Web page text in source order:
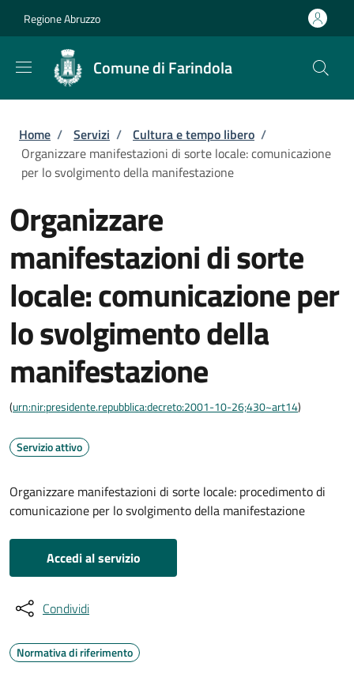
Regione Abruzzo
Comune di Farindola
Briciole di pane
Home / Servizi / Cultura e tempo libero /
Organizzare manifestazioni di sorte locale: comunicazione
per lo svolgimento della manifestazione
Organizzare
manifestazioni di sorte
locale: comunicazione per
lo svolgimento della
manifestazione
(urn:nir:presidente.repubblica:decreto:2001-10-26;430~art14)
Servizio attivo
Organizzare manifestazioni di sorte locale: procedimento di
comunicazione per lo svolgimento della manifestazione
Accedi al servizio
Condividi
Normativa di riferimento